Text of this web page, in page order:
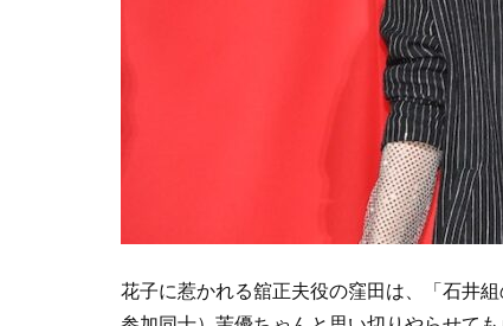
花子に惹かれる舘正夫役の窪田は、「石井